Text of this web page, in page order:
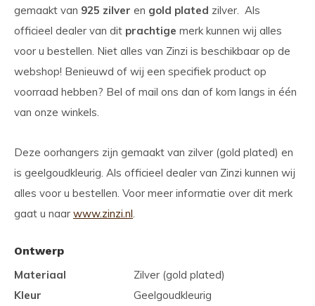
gemaakt van 925 zilver en gold plated zilver. Als
officieel dealer van dit prachtige merk kunnen wij alles
voor u bestellen. Niet alles van Zinzi is beschikbaar op de
webshop! Benieuwd of wij een specifiek product op
voorraad hebben? Bel of mail ons dan of kom langs in één
van onze winkels.
Deze oorhangers zijn gemaakt van zilver (gold plated) en
is geelgoudkleurig. Als officieel dealer van Zinzi kunnen wij
alles voor u bestellen. Voor meer informatie over dit merk
gaat u naar www.zinzi.nl.
Ontwerp
Materiaal
Zilver (gold plated)
Kleur
Geelgoudkleurig